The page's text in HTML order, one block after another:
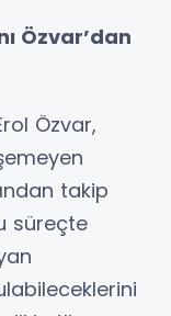
Özvar’dan
Özvar,
takip
süreçte